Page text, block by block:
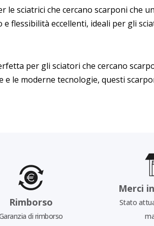
le sciatrici che cercano scarponi
flessibilità eccellenti, ideali per gli
per gli sciatori che cercano
le moderne tecnologie, questi
Rimborso
di rimborso
Merci
Stato